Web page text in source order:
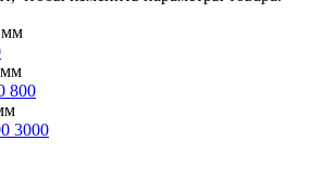
мм
мм
800
3000